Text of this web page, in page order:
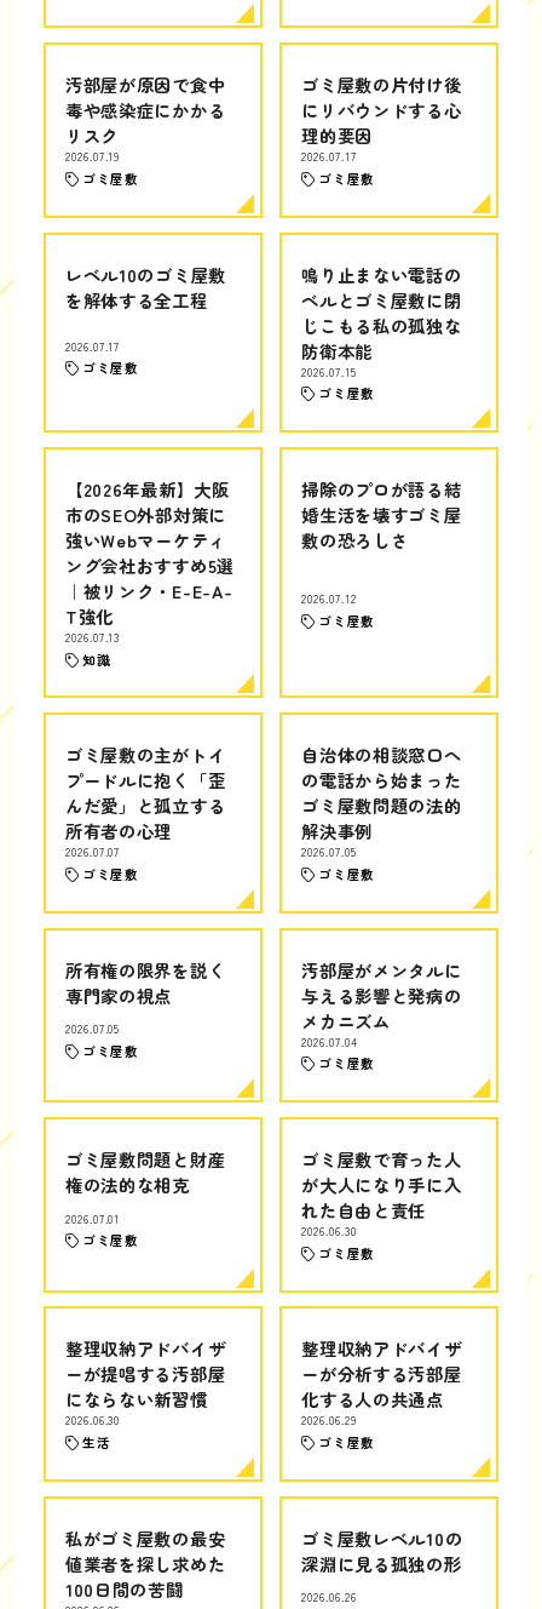
汚部屋が原因で食中
毒や感染症にかかる
リスク
2026.07.19
ゴミ屋敷
ゴミ屋敷の片付け後
にリバウンドする心
理的要因
2026.07.17
ゴミ屋敷
レベル10のゴミ屋敷
を解体する全工程
2026.07.17
ゴミ屋敷
鳴り止まない電話の
ベルとゴミ屋敷に閉
じこもる私の孤独な
防衛本能
2026.07.15
ゴミ屋敷
【2026年最新】大阪
市のSEO外部対策に
強いWebマーケティ
ング会社おすすめ5選
｜被リンク・E-E-A-
T強化
2026.07.13
知識
掃除のプロが語る結
婚生活を壊すゴミ屋
敷の恐ろしさ
2026.07.12
ゴミ屋敷
ゴミ屋敷の主がトイ
プードルに抱く「歪
んだ愛」と孤立する
所有者の心理
2026.07.07
ゴミ屋敷
自治体の相談窓口へ
の電話から始まった
ゴミ屋敷問題の法的
解決事例
2026.07.05
ゴミ屋敷
所有権の限界を説く
専門家の視点
2026.07.05
ゴミ屋敷
汚部屋がメンタルに
与える影響と発病の
メカニズム
2026.07.04
ゴミ屋敷
ゴミ屋敷問題と財産
権の法的な相克
2026.07.01
ゴミ屋敷
ゴミ屋敷で育った人
が大人になり手に入
れた自由と責任
2026.06.30
ゴミ屋敷
整理収納アドバイザ
ーが提唱する汚部屋
にならない新習慣
2026.06.30
生活
整理収納アドバイザ
ーが分析する汚部屋
化する人の共通点
2026.06.29
ゴミ屋敷
私がゴミ屋敷の最安
値業者を探し求めた
100日間の苦闘
ゴミ屋敷レベル10の
深淵に見る孤独の形
2026.06.26